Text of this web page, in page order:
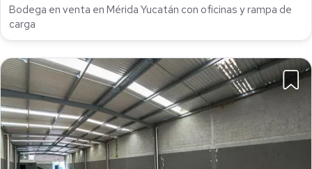
Bodega en venta en Mérida Yucatán con oficinas y rampa de
carga